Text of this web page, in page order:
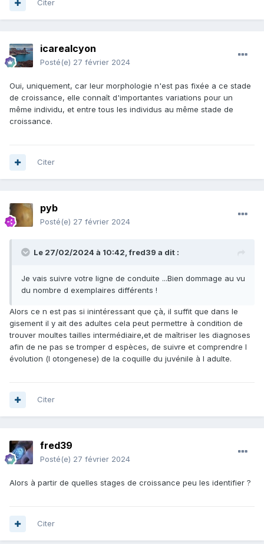
Citer
icarealcyon
Posté(e) 27 février 2024
Oui, uniquement, car leur morphologie n'est pas fixée a ce stade
de croissance, elle connaît d'importantes variations pour un
même individu, et entre tous les individus au même stade de
croissance.
Citer
pyb
Posté(e) 27 février 2024
Le 27/02/2024 à 10:42,fred39 a dit :
Je vais suivre votre ligne de conduite ...Bien dommage au vu
du nombre d exemplaires différents !
Alors ce n est pas si inintéressant que çà, il suffit que dans le
gisement il y ait des adultes cela peut permettre à condition de
trouver moultes tailles intermédiaire,et de maîtriser les diagnoses
afin de ne pas se tromper d espèces, de suivre et comprendre l
évolution (l otongenese) de la coquille du juvénile à l adulte.
Citer
fred39
Posté(e) 27 février 2024
Alors à partir de quelles stages de croissance peu les identifier ?
Citer